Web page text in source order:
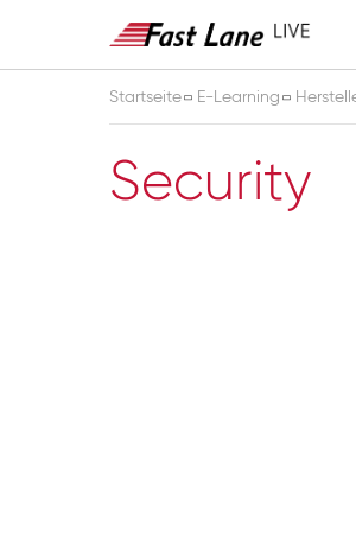
Startseite E-Learning
Security